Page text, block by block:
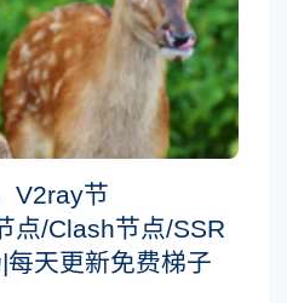
V2ray节
点/Clash节点/SSR
天更新免费梯子